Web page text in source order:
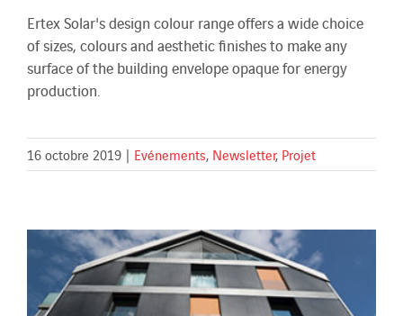
Ertex Solar's design colour range offers a wide choice
of sizes, colours and aesthetic finishes to make any
surface of the building envelope opaque for energy
production.
16 octobre 2019 | Evénements, Newsletter, Projet